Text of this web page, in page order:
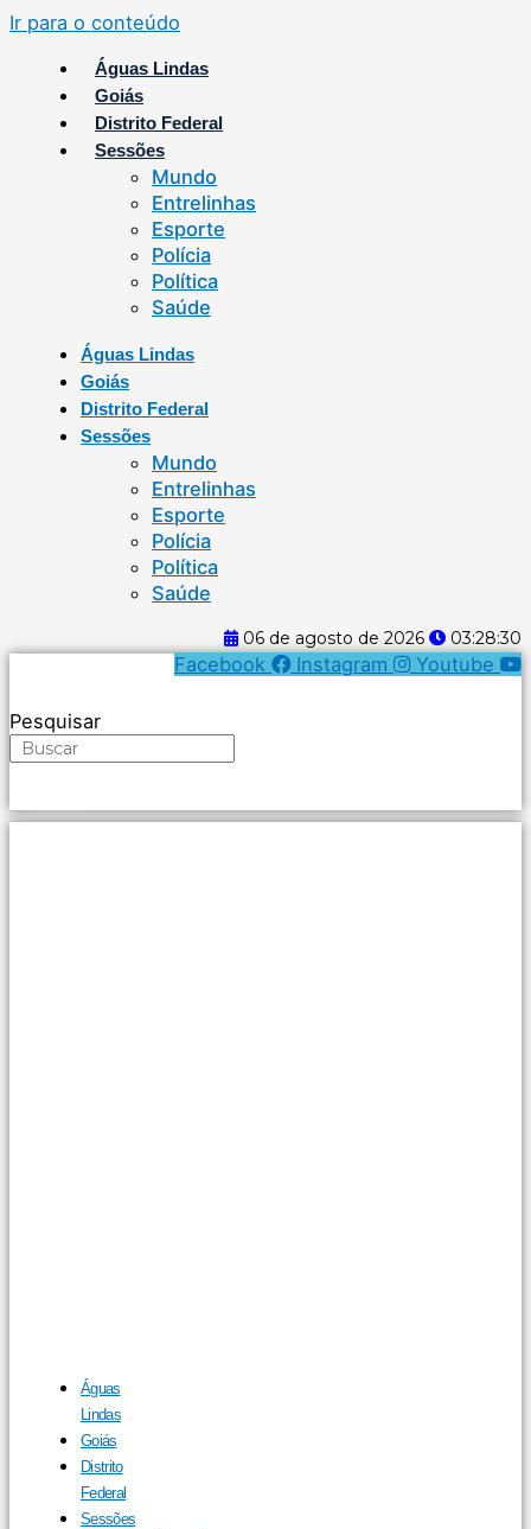
Ir para o conteúdo
Águas Lindas
Goiás
Distrito Federal
Sessões
Mundo
Entrelinhas
Esporte
Polícia
Política
Saúde
Águas Lindas
Goiás
Distrito Federal
Sessões
Mundo
Entrelinhas
Esporte
Polícia
Política
Saúde
06 de agosto de 2026 03:28:30
Facebook Instagram Youtube
Pesquisar
Águas
Lindas
Goiás
Distrito
Federal
Sessões